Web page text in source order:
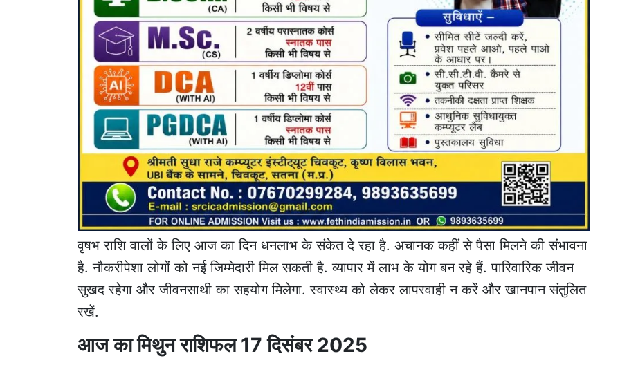
वृषभ राशि वालों के लिए आज का दिन धनलाभ के संकेत दे रहा है. अचानक कहीं से पैसा मिलने की संभावना
है. नौकरीपेशा लोगों को नई जिम्मेदारी मिल सकती है. व्यापार में लाभ के योग बन रहे हैं. पारिवारिक जीवन
सुखद रहेगा और जीवनसाथी का सहयोग मिलेगा. स्वास्थ्य को लेकर लापरवाही न करें और खानपान संतुलित
रखें.
आज का मिथुन राशिफल 17 दिसंबर 2025